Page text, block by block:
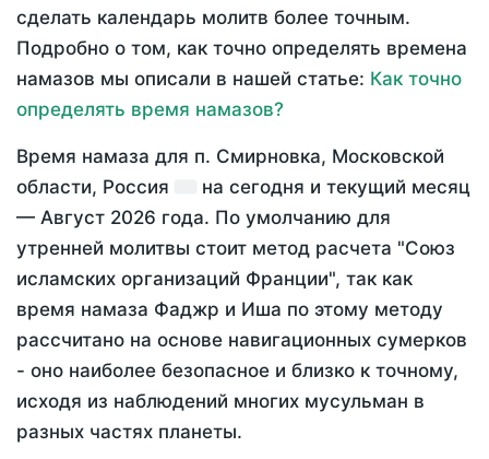
сделать календарь молитв более точным.
Подробно о том, как точно определять времена
намазов мы описали в нашей статье: Как точно
определять время намазов?
Время намаза для п. Смирновка, Московской
области, Россия
на сегодня и текущий месяц
— Август 2026 года. По умолчанию для
утренней молитвы стоит метод расчета "Союз
исламских организаций Франции", так как
время намаза Фаджр и Иша по этому методу
рассчитано на основе навигационных сумерков
- оно наиболее безопасное и близко к точному,
исходя из наблюдений многих мусульман в
разных частях планеты.